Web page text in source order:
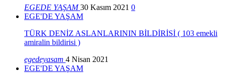
EGEDE YAŞAM30 Kasım 2021 0
EGE'DE YAŞAM
TÜRK DENİZ ASLANLARININ BİLDİRİSİ ( 103 emekli
amiralin bildirisi )
egedeyasam 4 Nisan 2021
EGE'DE YAŞAM